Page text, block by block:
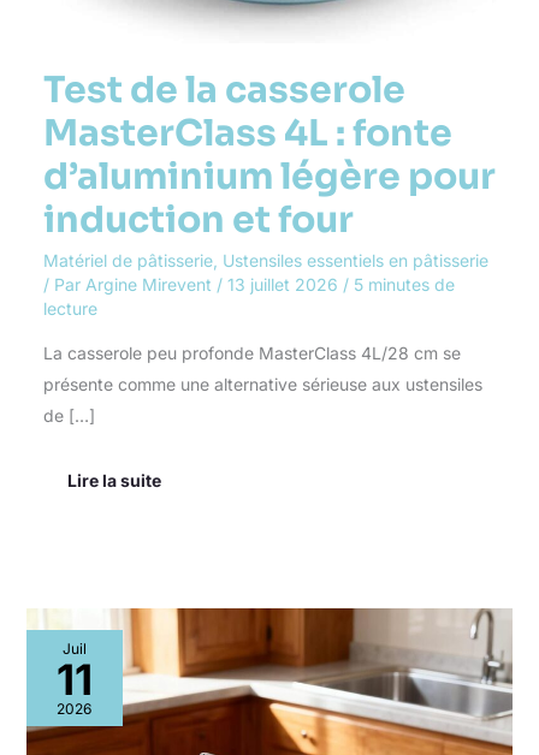
Test de la casserole
MasterClass 4L : fonte
d’aluminium légère pour
induction et four
Matériel de pâtisserie, Ustensiles essentiels en pâtisserie
/ Par Argine Mirevent / 13 juillet 2026 / 5 minutes de
lecture
La casserole peu profonde MasterClass 4L/28 cm se
présente comme une alternative sérieuse aux ustensiles
de […]
Lire la suite
Juil
11
2026
Test
du
à
pâtisserie